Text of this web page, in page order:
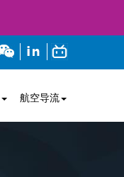
航空导流